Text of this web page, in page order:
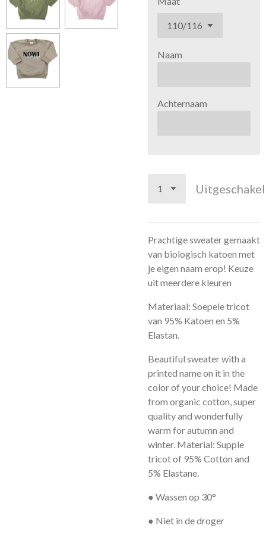
Naam
Achternaam
Prachtige sweater gemaakt
van biologisch katoen met
je eigen naam erop! Keuze
uit meerdere kleuren
Materiaal: Soepele tricot
van 95% Katoen en 5%
Elastan.
Beautiful sweater with a
printed name on it in the
color of your choice! Made
from organic cotton, super
quality and wonderfully
warm for autumn and
winter. Material: Supple
tricot of 95% Cotton and
5% Elastane.
● Wassen op 30°
● Niet in de droger